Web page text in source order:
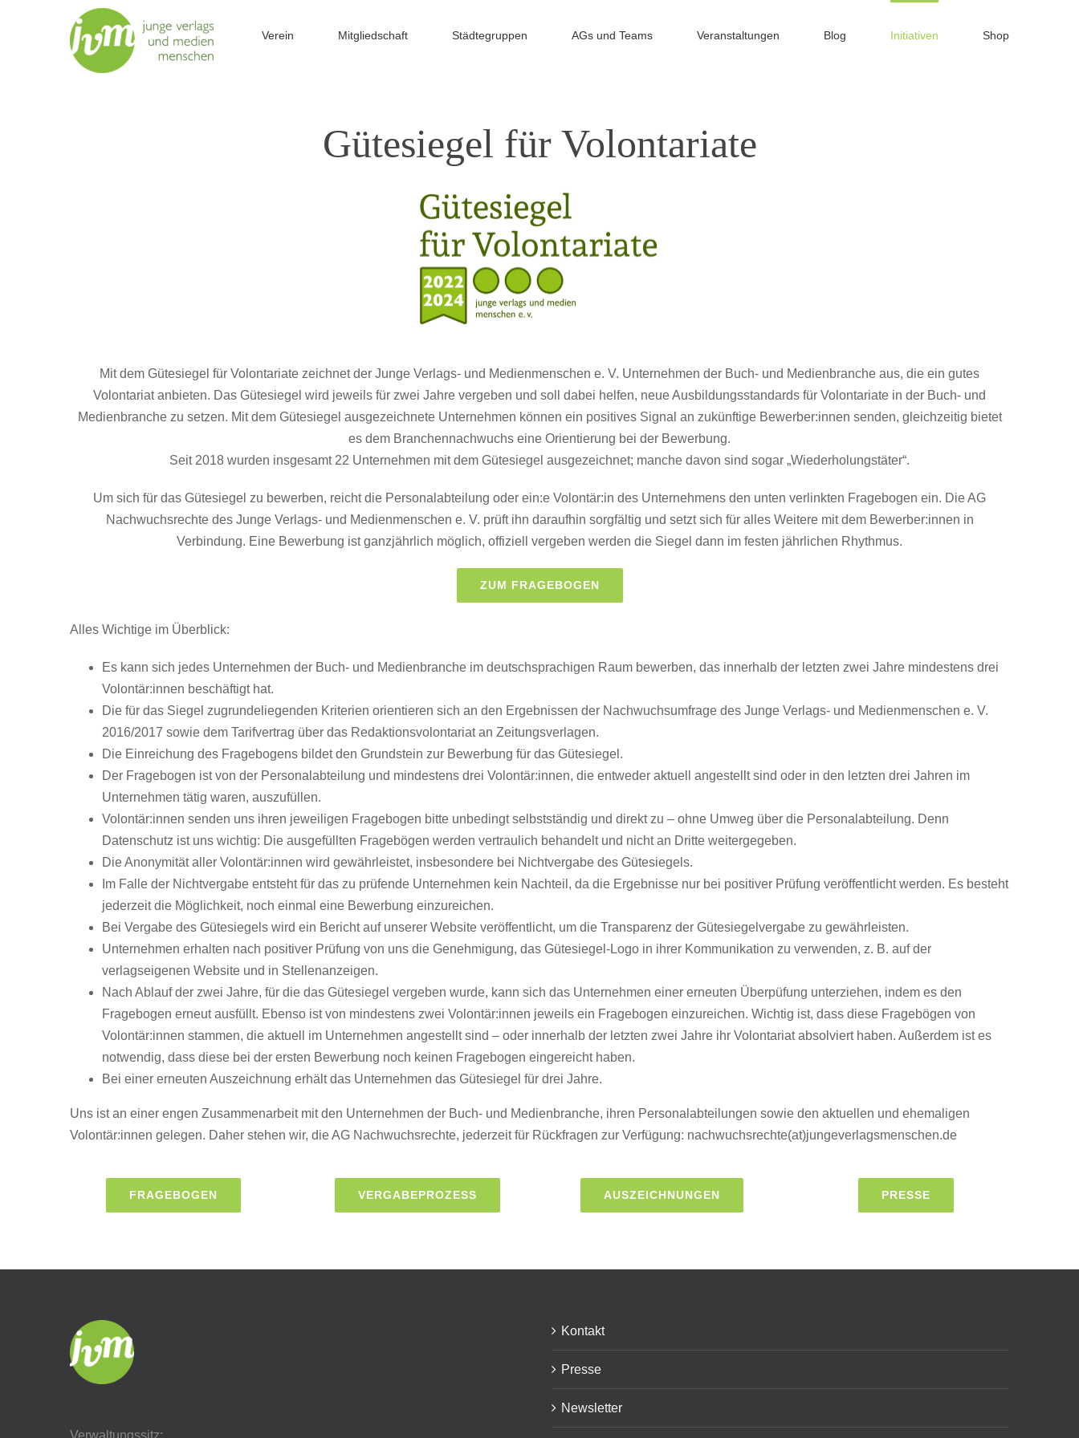
Verein Mitgliedschaft Städtegruppen AGs und Teams Veranstaltungen Blog Initiativen Shop
Gütesiegel für Volontariate
Mit dem Gütesiegel für Volontariate zeichnet der Junge Verlags- und Medienmenschen e. V. Unternehmen der Buch- und Medienbranche aus, die ein gutes
Volontariat anbieten. Das Gütesiegel wird jeweils für zwei Jahre vergeben und soll dabei helfen, neue Ausbildungsstandards für Volontariate in der Buch- und
Medienbranche zu setzen. Mit dem Gütesiegel ausgezeichnete Unternehmen können ein positives Signal an zukünftige Bewerber:innen senden, gleichzeitig bietet
es dem Branchennachwuchs eine Orientierung bei der Bewerbung.
Seit 2018 wurden insgesamt 22 Unternehmen mit dem Gütesiegel ausgezeichnet; manche davon sind sogar „Wiederholungstäter“.
Um sich für das Gütesiegel zu bewerben, reicht die Personalabteilung oder ein:e Volontär:in des Unternehmens den unten verlinkten Fragebogen ein. Die AG
Nachwuchsrechte des Junge Verlags- und Medienmenschen e. V. prüft ihn daraufhin sorgfältig und setzt sich für alles Weitere mit dem Bewerber:innen in
Verbindung. Eine Bewerbung ist ganzjährlich möglich, offiziell vergeben werden die Siegel dann im festen jährlichen Rhythmus.
ZUM FRAGEBOGEN
Alles Wichtige im Überblick:
Es kann sich jedes Unternehmen der Buch- und Medienbranche im deutschsprachigen Raum bewerben, das innerhalb der letzten zwei Jahre mindestens drei
Volontär:innen beschäftigt hat.
Die für das Siegel zugrundeliegenden Kriterien orientieren sich an den Ergebnissen der Nachwuchsumfrage des Junge Verlags- und Medienmenschen e. V.
2016/2017 sowie dem Tarifvertrag über das Redaktionsvolontariat an Zeitungsverlagen.
Die Einreichung des Fragebogens bildet den Grundstein zur Bewerbung für das Gütesiegel.
Der Fragebogen ist von der Personalabteilung und mindestens drei Volontär:innen, die entweder aktuell angestellt sind oder in den letzten drei Jahren im
Unternehmen tätig waren, auszufüllen.
Volontär:innen senden uns ihren jeweiligen Fragebogen bitte unbedingt selbstständig und direkt zu – ohne Umweg über die Personalabteilung. Denn
Datenschutz ist uns wichtig: Die ausgefüllten Fragebögen werden vertraulich behandelt und nicht an Dritte weitergegeben.
Die Anonymität aller Volontär:innen wird gewährleistet, insbesondere bei Nichtvergabe des Gütesiegels.
Im Falle der Nichtvergabe entsteht für das zu prüfende Unternehmen kein Nachteil, da die Ergebnisse nur bei positiver Prüfung veröffentlicht werden. Es besteht
jederzeit die Möglichkeit, noch einmal eine Bewerbung einzureichen.
Bei Vergabe des Gütesiegels wird ein Bericht auf unserer Website veröffentlicht, um die Transparenz der Gütesiegelvergabe zu gewährleisten.
Unternehmen erhalten nach positiver Prüfung von uns die Genehmigung, das Gütesiegel-Logo in ihrer Kommunikation zu verwenden, z. B. auf der
verlagseigenen Website und in Stellenanzeigen.
Nach Ablauf der zwei Jahre, für die das Gütesiegel vergeben wurde, kann sich das Unternehmen einer erneuten Überpüfung unterziehen, indem es den
Fragebogen erneut ausfüllt. Ebenso ist von mindestens zwei Volontär:innen jeweils ein Fragebogen einzureichen. Wichtig ist, dass diese Fragebögen von
Volontär:innen stammen, die aktuell im Unternehmen angestellt sind – oder innerhalb der letzten zwei Jahre ihr Volontariat absolviert haben. Außerdem ist es
notwendig, dass diese bei der ersten Bewerbung noch keinen Fragebogen eingereicht haben.
Bei einer erneuten Auszeichnung erhält das Unternehmen das Gütesiegel für drei Jahre.
Uns ist an einer engen Zusammenarbeit mit den Unternehmen der Buch- und Medienbranche, ihren Personalabteilungen sowie den aktuellen und ehemaligen
Volontär:innen gelegen. Daher stehen wir, die AG Nachwuchsrechte, jederzeit für Rückfragen zur Verfügung: nachwuchsrechte(at)jungeverlagsmenschen.de
FRAGEBOGEN VERGABEPROZESS AUSZEICHNUNGEN PRESSE
Kontakt
Presse
Newsletter